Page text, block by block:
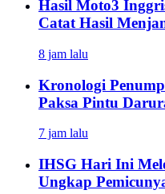
Hasil Moto3
Catat Hasil
8 jam lalu
Kronologi
Paksa Pintu
7 jam lalu
IHSG Hari Ini
Ungkap